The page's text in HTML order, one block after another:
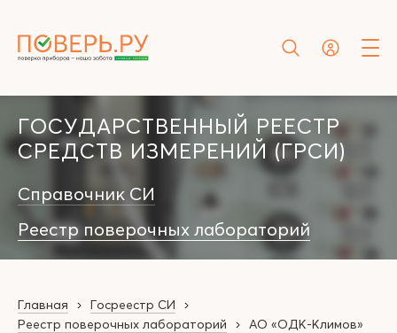
ГОСУДАРСТВЕННЫЙ РЕЕСТР
СРЕДСТВ ИЗМЕРЕНИЙ (ГРСИ)
Справочник СИ
Реестр поверочных лабораторий
Главная
Госреестр СИ
Реестр поверочных лабораторий
АО «ОДК-Климов»